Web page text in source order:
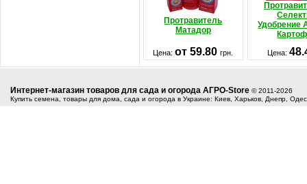
Протравитель
Матадор
Удобрение
Цена:от 59.80грн. Цена:
Интернет-магазин товаров для сада и огорода АГРО-Store © 2011-2026
Купить семена, товары для дома, сада и огорода в Украине: Киев, Харьков, Днепр,